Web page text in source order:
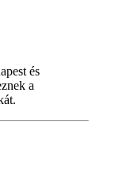
és
a